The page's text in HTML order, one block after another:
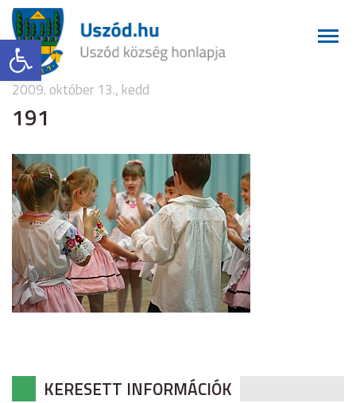
Eszköztár megnyitása
2009. október 13., kedd
191
KERESETT INFORMÁCIÓK